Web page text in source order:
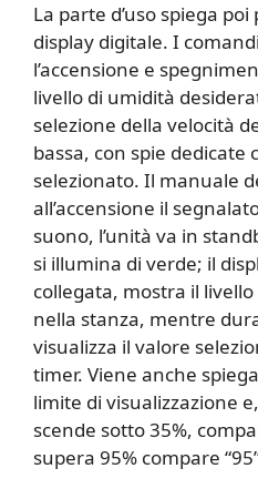
La parte d’uso spiega
display digitale. I
l’accensione e
livello di umidità
selezione della velocità
bassa, con spie dedicate
selezionato. Il manuale
all’accensione il
suono, l’unità va in
si illumina di verde; il
collegata, mostra il
nella stanza, mentre
visualizza il valore
timer. Viene anche
limite di visualizzazione
scende sotto 35%,
supera 95% compare